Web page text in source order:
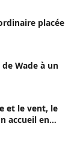
placée
Wade à un
et le vent, le
accueil en